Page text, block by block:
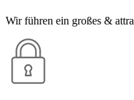
Wir führen ein großes &